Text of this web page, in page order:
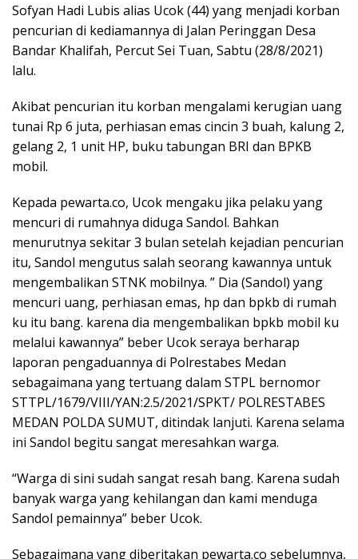
Sofyan Hadi Lubis alias Ucok (44) yang menjadi korban
pencurian di kediamannya di Jalan Peringgan Desa
Bandar Khalifah, Percut Sei Tuan, Sabtu (28/8/2021)
lalu.
Akibat pencurian itu korban mengalami kerugian uang
tunai Rp 6 juta, perhiasan emas cincin 3 buah, kalung 2,
gelang 2, 1 unit HP, buku tabungan BRI dan BPKB
mobil.
Kepada pewarta.co, Ucok mengaku jika pelaku yang
mencuri di rumahnya diduga Sandol. Bahkan
menurutnya sekitar 3 bulan setelah kejadian pencurian
itu, Sandol mengutus salah seorang kawannya untuk
mengembalikan STNK mobilnya. ” Dia (Sandol) yang
mencuri uang, perhiasan emas, hp dan bpkb di rumah
ku itu bang. karena dia mengembalikan bpkb mobil ku
melalui kawannya” beber Ucok seraya berharap
laporan pengaduannya di Polrestabes Medan
sebagaimana yang tertuang dalam STPL bernomor
STTPL/1679/VIII/YAN:2.5/2021/SPKT/ POLRESTABES
MEDAN POLDA SUMUT, ditindak lanjuti. Karena selama
ini Sandol begitu sangat meresahkan warga.
“Warga di sini sudah sangat resah bang. Karena sudah
banyak warga yang kehilangan dan kami menduga
Sandol pemainnya” beber Ucok.
Sebagaimana yang diberitakan pewarta.co sebelumnya,